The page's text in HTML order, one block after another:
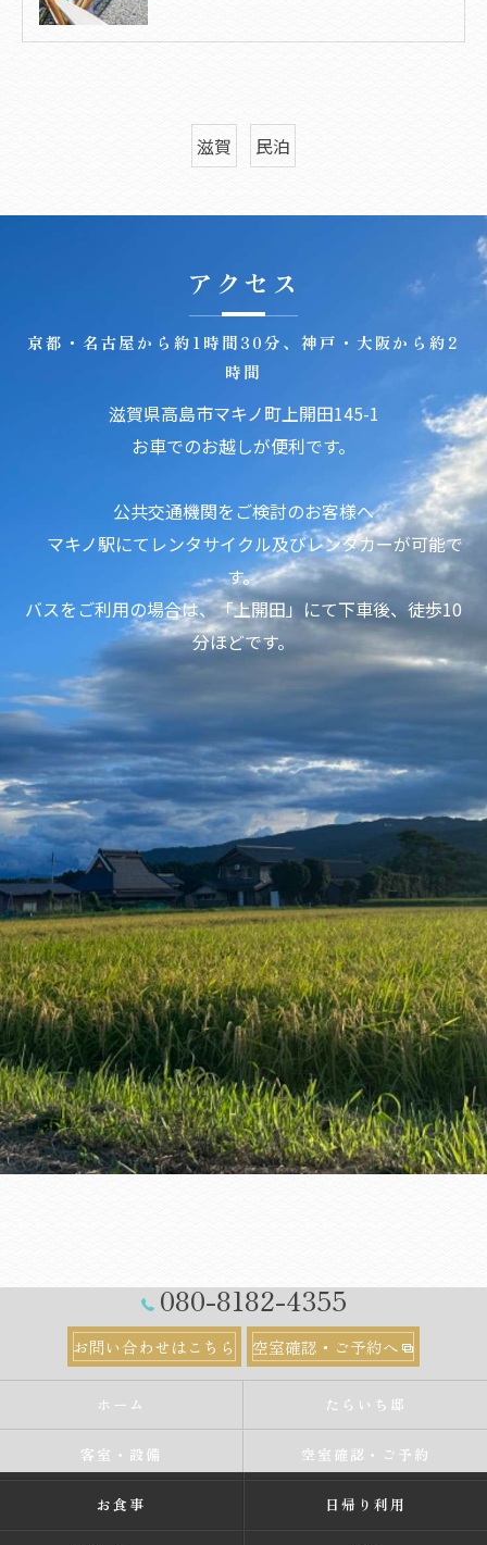
滋賀 民泊
アクセス
京都・名古屋から約1時間30分、神戸・大阪から約2
時間
滋賀県高島市マキノ町上開田145-1
お車でのお越しが便利です。
公共交通機関をご検討のお客様へ
マキノ駅にてレンタサイクル及びレンタカーが可能で
す。
バスをご利用の場合は、「上開田」にて下車後、徒歩10
分ほどです。
080-8182-4355
お問い合わせはこちら 空室確認・ご予約へ
ホーム たらいち邸
客室・設備 空室確認・ご予約
お食事 日帰り利用